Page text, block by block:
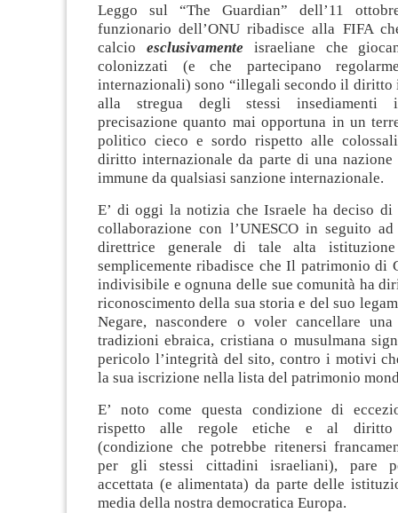
Leggo sul “The Guardian” dell’11
funzionario dell’ONU ribadisce alla FIFA
calcio esclusivamente israeliane che
colonizzati (e che partecipano
internazionali) sono “illegali secondo il diritto
alla stregua degli stessi insediamenti
precisazione quanto mai opportuna in un
politico cieco e sordo rispetto alle
diritto internazionale da parte di una
immune da qualsiasi sanzione internazionale.
E’ di oggi la notizia che Israele ha deciso di
collaborazione con l’UNESCO in seguito
direttrice generale di tale alta
semplicemente ribadisce che Il patrimonio di
indivisibile e ognuna delle sue comunità ha
riconoscimento della sua storia e del suo
Negare, nascondere o voler cancellare
tradizioni ebraica, cristiana o musulmana
pericolo l’integrità del sito, contro i motivi
la sua iscrizione nella lista del patrimonio
E’ noto come questa condizione di
rispetto alle regole etiche e al diritto
(condizione che potrebbe ritenersi
per gli stessi cittadini israeliani), pare
accettata (e alimentata) da parte delle
media della nostra democratica Europa.